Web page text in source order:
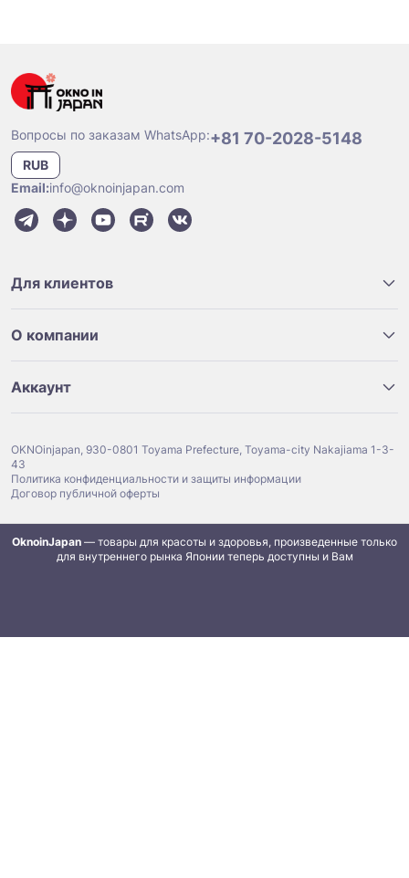
Вопросы по заказам WhatsApp:+81 70-2028-5148
RUB
Email:info@oknoinjapan.com
Для клиентов
О компании
Аккаунт
OKNOinjapan, 930-0801 Toyama Prefecture, Toyama-city Nakajiama 1-3-
43
Политика конфиденциальности и защиты информации
Договор публичной оферты
OknoinJapan — товары для красоты и здоровья, произведенные только
для внутреннего рынка Японии теперь доступны и Вам